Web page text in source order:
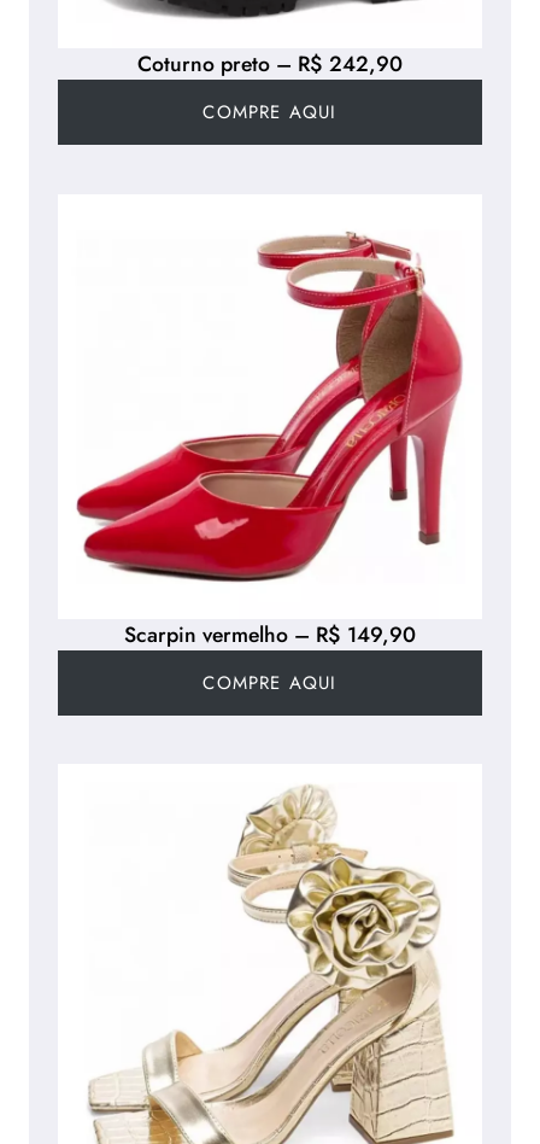
Coturno preto – R$ 242,90
COMPRE AQUI
Scarpin vermelho – R$ 149,90
COMPRE AQUI